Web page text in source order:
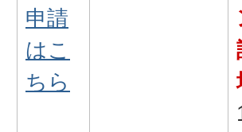
申請
はこ
ちら